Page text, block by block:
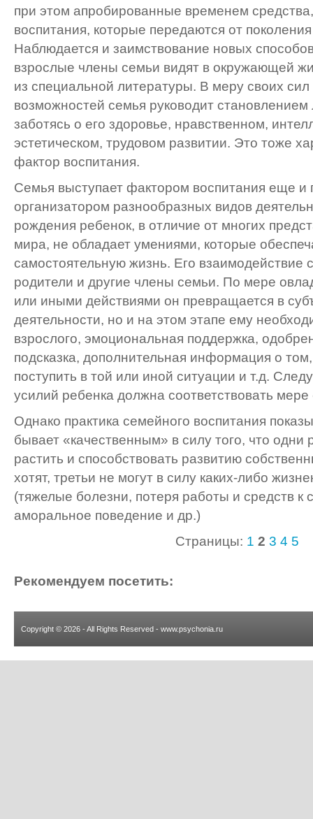
при этом апробированные временем
воспитания, которые передаются от
Наблюдается и заимствование новых
взрослые члены семьи видят в окружающей
из специальной литературы. В меру своих сил
возможностей семья руководит становлением
заботясь о его здоровье, нравственном,
эстетическом, трудовом развитии. Это тоже
фактор воспитания.
Семья выступает фактором воспитания еще и
организатором разнообразных видов
рождения ребенок, в отличие от многих
мира, не обладает умениями, которые
самостоятельную жизнь. Его взаимодействие
родители и другие члены семьи. По мере
или иными действиями он превращается в
деятельности, но и на этом этапе ему
взрослого, эмоциональная поддержка,
подсказка, дополнительная информация о
поступить в той или иной ситуации и т.д.
усилий ребенка должна соответствовать
Однако практика семейного воспитания
бывает «качественным» в силу того, что одни
растить и способствовать развитию
хотят, третьи не могут в силу каких-либо
(тяжелые болезни, потеря работы и средств к
аморальное поведение и др.)
Страницы: 1 2 3 4 5
Рекомендуем посетить:
Copyright © 2026 - All Rights Reserved - www.psychonia.ru